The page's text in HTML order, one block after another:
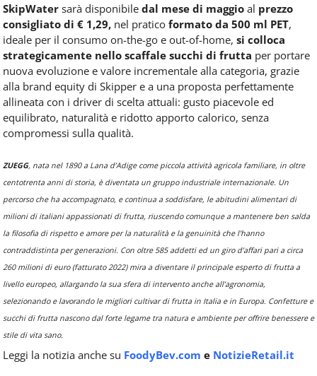
SkipWater sarà disponibile dal mese di maggio al prezzo
consigliato di € 1,29, nel pratico formato da 500 ml PET,
ideale per il consumo on-the-go e out-of-home, si colloca
strategicamente nello scaffale succhi di frutta per portare
nuova evoluzione e valore incrementale alla categoria, grazie
alla brand equity di Skipper e a una proposta perfettamente
allineata con i driver di scelta attuali: gusto piacevole ed
equilibrato, naturalità e ridotto apporto calorico, senza
compromessi sulla qualità.
ZUEGG, nata nel 1890 a Lana d’Adige come piccola attività agricola familiare, in oltre
centotrenta anni di storia, è diventata un gruppo industriale internazionale. Un
percorso che ha accompagnato, e continua a soddisfare, le abitudini alimentari di
milioni di italiani appassionati di frutta, riuscendo comunque a mantenere ben salda
la filosofia di rispetto e amore per la naturalità e la genuinità che l’hanno
contraddistinta per generazioni. Con oltre 585 addetti ed un giro d’affari pari a circa
260 milioni di euro (fatturato 2022) mira a diventare il principale esperto di frutta a
livello europeo, allargando la sua sfera di intervento anche all’agronomia,
selezionando e lavorando le migliori cultivar di frutta in Italia e in Europa. Confetture e
succhi di frutta nascono dal forte legame tra natura e ambiente per offrire benessere e
stile di vita sano.
Leggi la notizia anche su FoodyBev.com e NotizieRetail.it